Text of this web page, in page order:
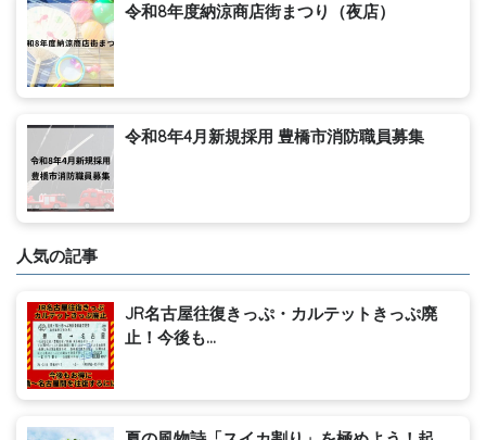
令和8年度納涼商店街まつり（夜店）
令和8年4月新規採用 豊橋市消防職員募集
人気の記事
JR名古屋往復きっぷ・カルテットきっぷ廃
止！今後も...